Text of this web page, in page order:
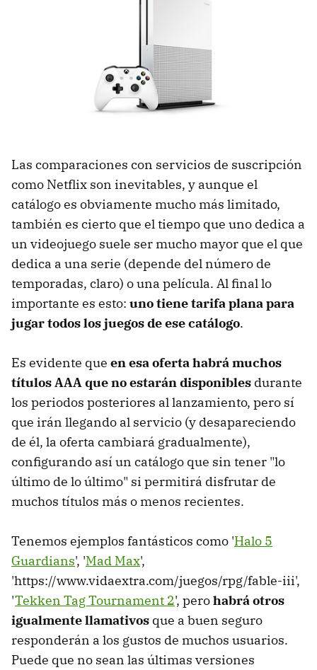
Las comparaciones con servicios de suscripción
como Netflix son inevitables, y aunque el
catálogo es obviamente mucho más limitado,
también es cierto que el tiempo que uno dedica a
un videojuego suele ser mucho mayor que el que
dedica a una serie (depende del número de
temporadas, claro) o una película. Al final lo
importante es esto: uno tiene tarifa plana para
jugar todos los juegos de ese catálogo.
Es evidente que en esa oferta habrá muchos
títulos AAA que no estarán disponibles durante
los periodos posteriores al lanzamiento, pero sí
que irán llegando al servicio (y desapareciendo
de él, la oferta cambiará gradualmente),
configurando así un catálogo que sin tener "lo
último de lo último" si permitirá disfrutar de
muchos títulos más o menos recientes.
Tenemos ejemplos fantásticos como 'Halo 5
Guardians', 'Mad Max',
'https://www.vidaextra.com/juegos/rpg/fable-iii',
'Tekken Tag Tournament 2', perohabrá otros
igualmente llamativos que a buen seguro
responderán a los gustos de muchos usuarios.
Puede que no sean las últimas versiones